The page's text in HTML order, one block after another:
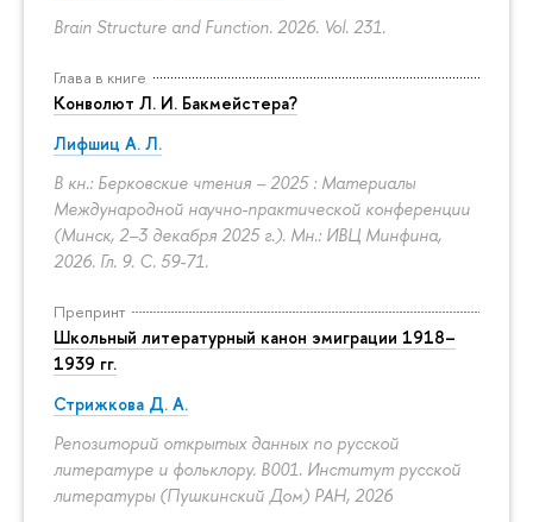
Brain Structure and Function. 2026. Vol. 231.
Глава в книге
Конволют Л. И. Бакмейстера?
Лифшиц А. Л.
В кн.: Берковские чтения – 2025 : Материалы
Международной научно-практической конференции
(Минск, 2–3 декабря 2025 г.). Мн.: ИВЦ Минфина,
2026. Гл. 9. С. 59-71.
Препринт
Школьный литературный канон эмиграции 1918–
1939 гг.
Стрижкова Д. А.
Репозиторий открытых данных по русской
литературе и фольклору. B001. Институт русской
литературы (Пушкинский Дом) РАН, 2026